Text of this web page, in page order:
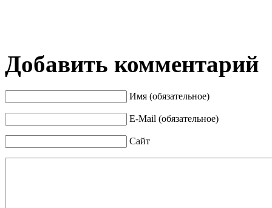
Добавить комментарий
Имя (обязательное)
E-Mail (обязательное)
Сайт